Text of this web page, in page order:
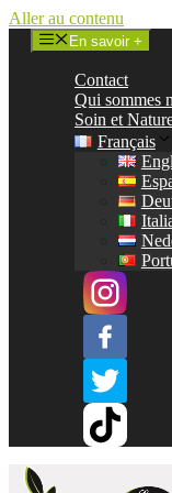
Aller au contenu
En savoir +
Contact
Qui sommes
Soin et
Français